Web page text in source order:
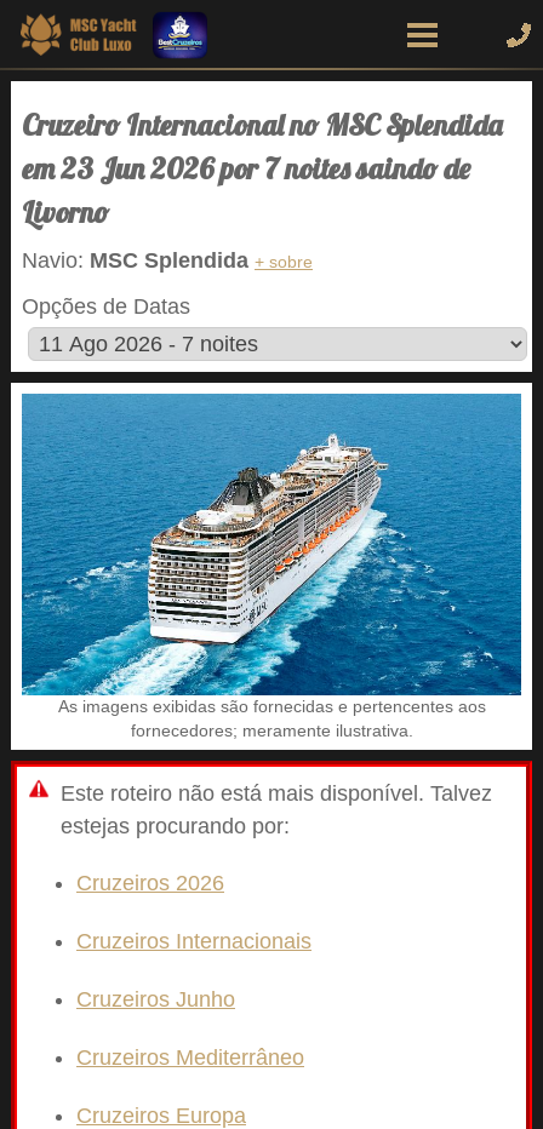
Cruzeiro Internacional no MSC Splendida
em 23 Jun 2026 por 7 noites saindo de
Livorno
Navio: MSC Splendida + sobre
Opções de Datas
As imagens exibidas são fornecidas e pertencentes aos
fornecedores; meramente ilustrativa.
Este roteiro não está mais disponível. Talvez
estejas procurando por:
Cruzeiros 2026
Cruzeiros Internacionais
Cruzeiros Junho
Cruzeiros Mediterrâneo
Cruzeiros Europa